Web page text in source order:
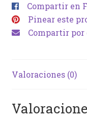
Compartir en
Pinear este
Compartir
Valoraciones (0)